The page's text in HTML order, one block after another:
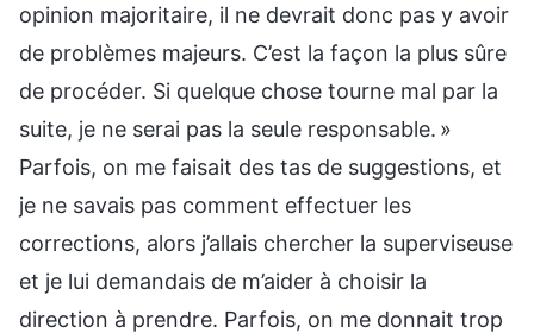
opinion majoritaire, il ne devrait donc pas y avoir
de problèmes majeurs. C’est la façon la plus sûre
de procéder. Si quelque chose tourne mal par la
suite, je ne serai pas la seule responsable. »
Parfois, on me faisait des tas de suggestions, et
je ne savais pas comment effectuer les
corrections, alors j’allais chercher la superviseuse
et je lui demandais de m’aider à choisir la
direction à prendre. Parfois, on me donnait trop